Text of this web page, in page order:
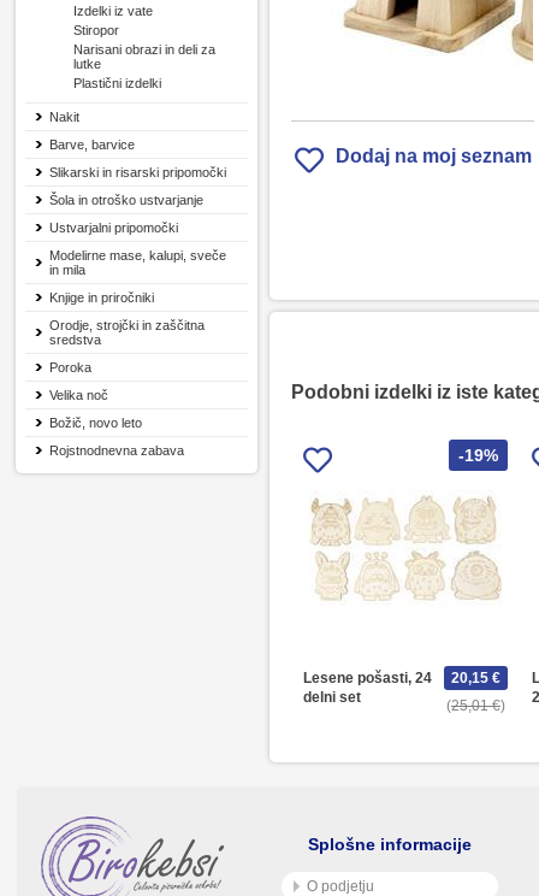
Izdelki iz vate
Stiropor
Narisani obrazi in deli za
lutke
Plastični izdelki
Nakit
Barve, barvice
Slikarski in risarski pripomočki
Šola in otroško ustvarjanje
Ustvarjalni pripomočki
Modelirne mase, kalupi, sveče
in mila
Knjige in priročniki
Orodje, strojčki in zaščitna
sredstva
Poroka
Velika noč
Božič, novo leto
Rojstnodnevna zabava
Dodaj na moj seznam
Podobni izdelki iz iste
-19%
Lesene pošasti, 24
delni set
25,01 €
20,15 €
Splošne informacije
O podjetju